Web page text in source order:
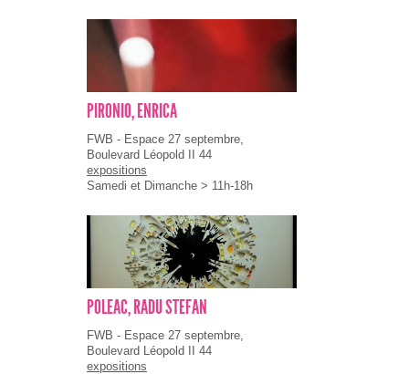
PIRONIO, ENRICA
FWB - Espace 27 septembre,
Boulevard Léopold II 44
expositions
Samedi et Dimanche > 11h-18h
POLEAC, RADU STEFAN
FWB - Espace 27 septembre,
Boulevard Léopold II 44
expositions